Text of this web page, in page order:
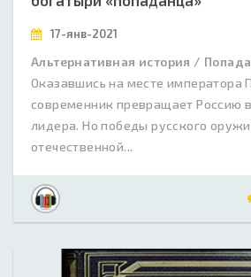
17-янв-2021
Альтернативная история /
Оказавшись на месте императора
современник превращает Россию
лидера. Но победы русского
отечественной...